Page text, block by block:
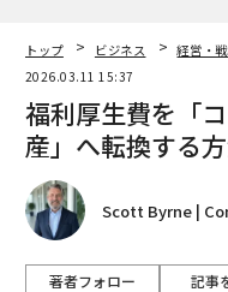
トップ ビジネス 経営・
2026.03.11 15:37
福利厚生費を「
産」へ転換する
Scott Byrne |
著者フォロー 記事